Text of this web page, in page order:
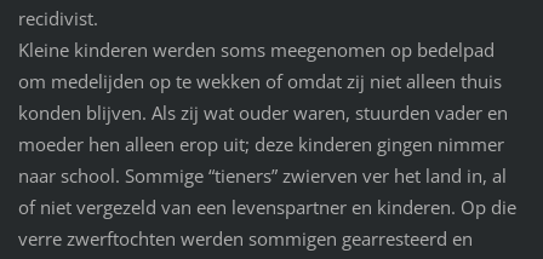
recidivist.
Kleine kinderen werden soms meegenomen op bedelpad
om medelijden op te wekken of omdat zij niet alleen thuis
konden blijven. Als zij wat ouder waren, stuurden vader en
moeder hen alleen erop uit; deze kinderen gingen nimmer
naar school. Sommige “tieners” zwierven ver het land in, al
of niet vergezeld van een levenspartner en kinderen. Op die
verre zwerftochten werden sommigen gearresteerd en